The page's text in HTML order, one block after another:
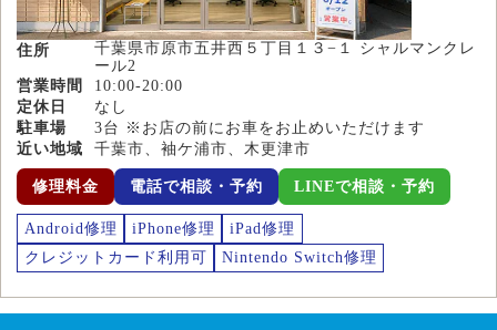
住所
千葉県市原市五井西５丁目１３−１ シャルマンクレ
ール2
営業時間
10:00-20:00
定休日
なし
駐車場
3台 ※お店の前にお車をお止めいただけます
近い地域
千葉市、袖ケ浦市、木更津市
修理料金 電話で相談・予約 LINEで相談・予約
Android修理 iPhone修理
iPad修理
クレジットカード利用可
Nintendo Switch修理